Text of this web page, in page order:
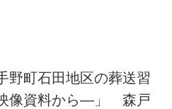
野町石田地区の葬送習
像資料から―」 森戸